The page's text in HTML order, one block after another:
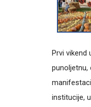
Prvi
punoljetnu,
institucije,